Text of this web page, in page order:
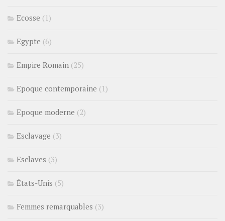
Ecosse (1)
Egypte (6)
Empire Romain (25)
Epoque contemporaine (1)
Epoque moderne (2)
Esclavage (3)
Esclaves (3)
États-Unis (5)
Femmes remarquables (3)